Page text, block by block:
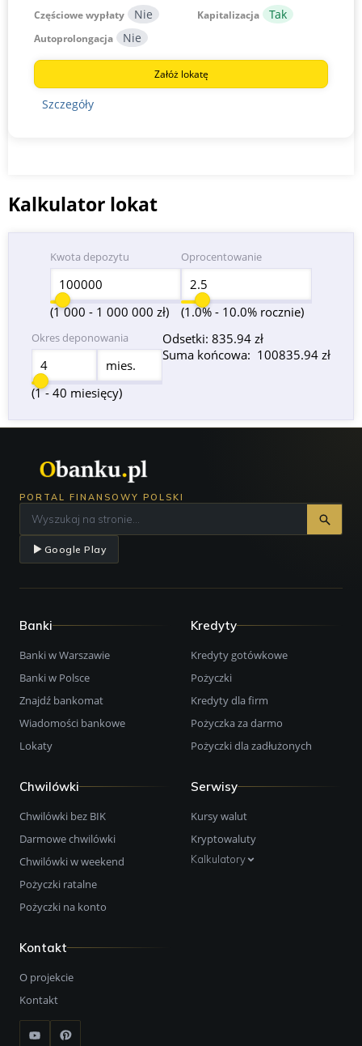
Częściowe wypłaty
Kapitalizacja
Autoprolongacja
Załóż lokatę
Szczegóły
Kalkulator lokat
Kwota depozytu
(1 000 - 1 000 000 zł)
Oprocentowanie
(1.0% - 10.0% rocznie)
Okres deponowania
mies.
(1 - 40 miesięcy)
Odsetki:835.94 zł
Suma końcowa: 100835.94 zł
PORTAL FINANSOWY POLSKI
Google Play
Banki
Banki w Warszawie
Banki w Polsce
Znajdź bankomat
Wiadomości bankowe
Lokaty
Kredyty
Kredyty gotówkowe
Pożyczki
Kredyty dla firm
Pożyczka za darmo
Pożyczki dla zadłużonych
Chwilówki
Chwilówki bez BIK
Darmowe chwilówki
Chwilówki w weekend
Pożyczki ratalne
Pożyczki na konto
Serwisy
Kursy walut
Kryptowaluty
Kalkulatory
Kontakt
O projekcie
Kontakt